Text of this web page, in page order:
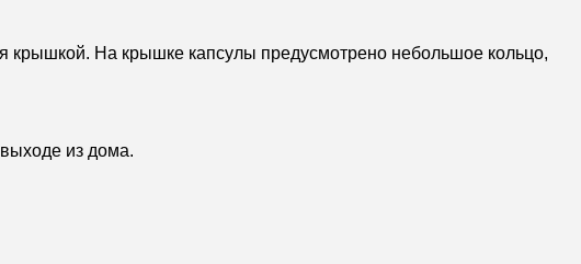
крышкой. На крышке капсулы предусмотрено небольшое кольцо,
из дома.